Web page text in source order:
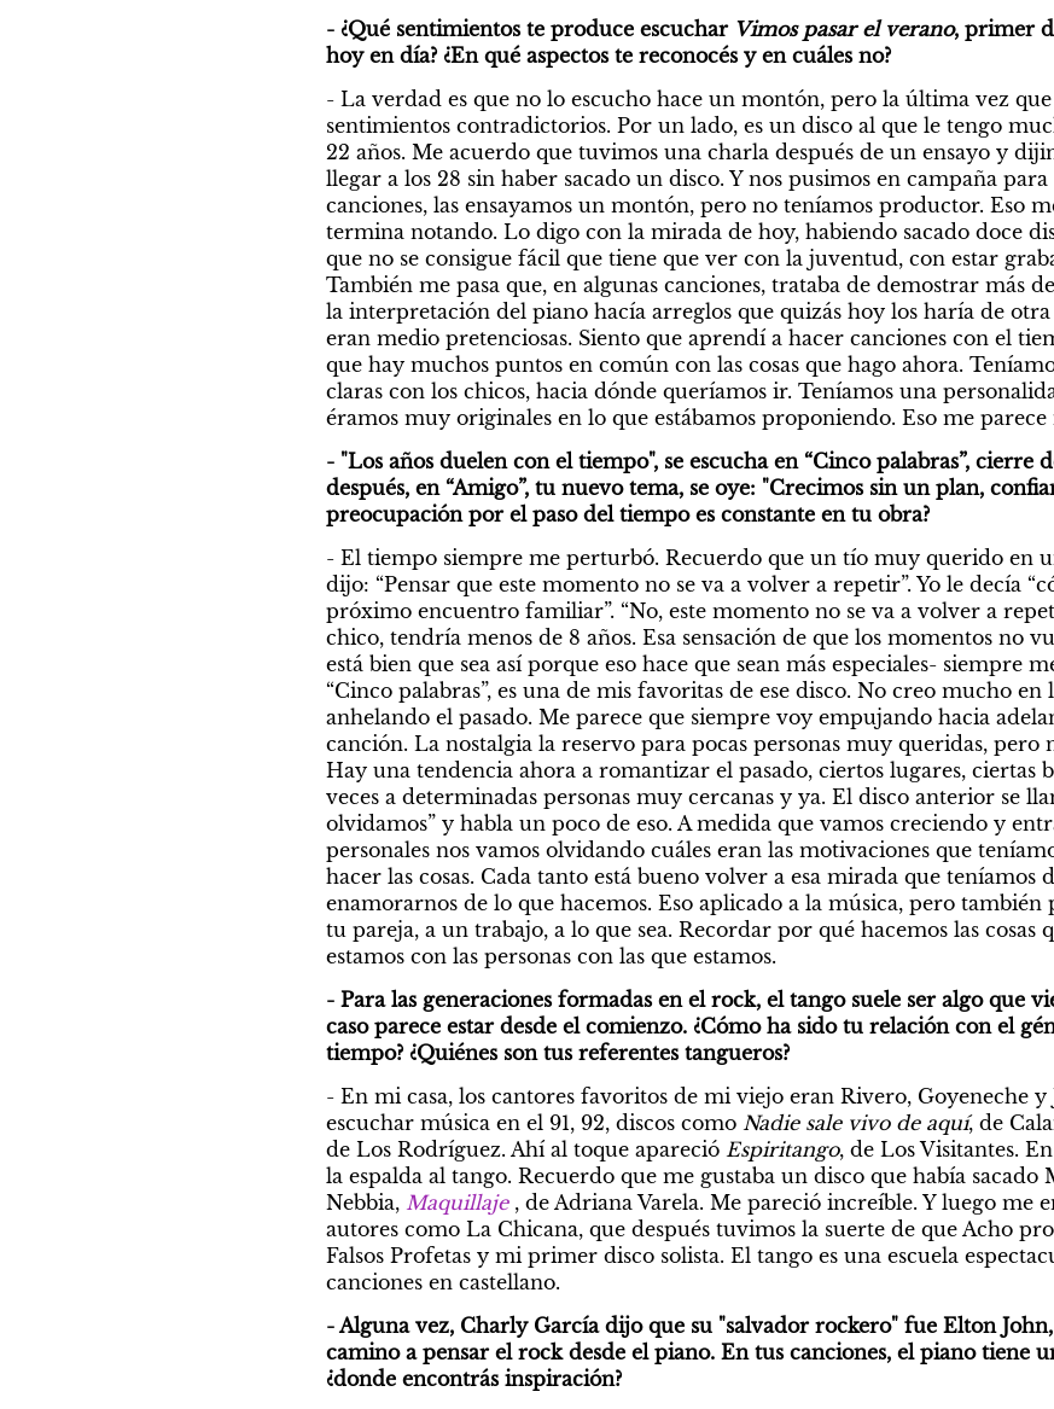
- ¿Qué sentimientos te produce escuchar Vimos pasar el verano, primer
hoy en día? ¿En qué aspectos te reconocés y en cuáles no?
- La verdad es que no lo escucho hace un montón, pero la última vez
sentimientos contradictorios. Por un lado, es un disco al que le tengo
22 años. Me acuerdo que tuvimos una charla después de un ensayo y
llegar a los 28 sin haber sacado un disco. Y nos pusimos en campaña para
canciones, las ensayamos un montón, pero no teníamos productor. Eso
termina notando. Lo digo con la mirada de hoy, habiendo sacado doce
que no se consigue fácil que tiene que ver con la juventud, con estar
También me pasa que, en algunas canciones, trataba de demostrar más
la interpretación del piano hacía arreglos que quizás hoy los haría de
eran medio pretenciosas. Siento que aprendí a hacer canciones con el
que hay muchos puntos en común con las cosas que hago ahora.
claras con los chicos, hacia dónde queríamos ir. Teníamos una
éramos muy originales en lo que estábamos proponiendo. Eso me
- "Los años duelen con el tiempo", se escucha en “Cinco palabras”, cierre
después, en “Amigo”, tu nuevo tema, se oye: "Crecimos sin un plan,
preocupación por el paso del tiempo es constante en tu obra?
- El tiempo siempre me perturbó. Recuerdo que un tío muy querido en
dijo: “Pensar que este momento no se va a volver a repetir”. Yo le decía
próximo encuentro familiar”. “No, este momento no se va a volver a
chico, tendría menos de 8 años. Esa sensación de que los momentos no
está bien que sea así porque eso hace que sean más especiales- siempre
“Cinco palabras”, es una de mis favoritas de ese disco. No creo mucho en
anhelando el pasado. Me parece que siempre voy empujando hacia
canción. La nostalgia la reservo para pocas personas muy queridas, pero
Hay una tendencia ahora a romantizar el pasado, ciertos lugares, ciertas
veces a determinadas personas muy cercanas y ya. El disco anterior se
olvidamos” y habla un poco de eso. A medida que vamos creciendo y
personales nos vamos olvidando cuáles eran las motivaciones que
hacer las cosas. Cada tanto está bueno volver a esa mirada que teníamos
enamorarnos de lo que hacemos. Eso aplicado a la música, pero también
tu pareja, a un trabajo, a lo que sea. Recordar por qué hacemos las cosas
estamos con las personas con las que estamos.
- Para las generaciones formadas en el rock, el tango suele ser algo que
caso parece estar desde el comienzo. ¿Cómo ha sido tu relación con el
tiempo? ¿Quiénes son tus referentes tangueros?
- En mi casa, los cantores favoritos de mi viejo eran Rivero, Goyeneche y
escuchar música en el 91, 92, discos como Nadie sale vivo de aquí, de
de Los Rodríguez. Ahí al toque apareció Espiritango, de Los Visitantes.
la espalda al tango. Recuerdo que me gustaba un disco que había sacado
Nebbia, Maquillaje , de Adriana Varela. Me pareció increíble. Y luego me
autores como La Chicana, que después tuvimos la suerte de que Acho
Falsos Profetas y mi primer disco solista. El tango es una escuela
canciones en castellano.
- Alguna vez, Charly García dijo que su "salvador rockero" fue Elton
camino a pensar el rock desde el piano. En tus canciones, el piano tiene
¿donde encontrás inspiración?